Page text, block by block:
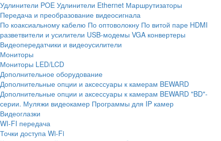
Удлинители POE Удлинители Ethernet Маршрутизаторы
Передача и преобразование видеосигнала
По коаксиальному кабелю По оптоволокну По витой паре HDMI
разветвители и усилители USB-модемы VGA конвертеры
Видеопередатчики и видеоусилители
Мониторы
Мониторы LED/LCD
Дополнительное оборудование
Дополнительные опции и аксессуары к камерам BEWARD
Дополнительные опции и аксессуары к камерам BEWARD "BD"-
серии. Муляжи видеокамер Программы для IP камер
Видеоглазки
WI-FI передача
Точки доступа Wi-Fi